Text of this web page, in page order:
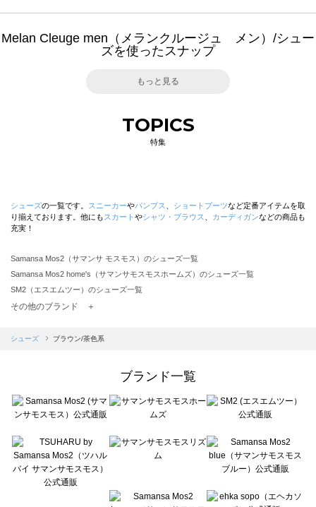
Melan Cleuge men（メランクルージュ メン）/シュー
ズを使ったスナップ
もっと見る
TOPICS
特集
シューズの一覧です。 スニーカーやパンプス ショートブーツなど定番アイテムを取
り揃えております。他にも スカート やシャツ・ブラウス カーディガンなどの商品も
充実！
Samansa Mos2（サマンサ モスモス）のシューズ一覧
Samansa Mos2 home's（サマンサモスモスホームズ）のシューズ一覧
SM2（エスエムツー）のシューズ一覧
TSUHARU by Samansa Mos2（ツハルバイサマンサモスモス）のシューズ一覧
Samansa Mos2 blue（サマンサモスモス ブルー）のシューズ一覧
sō4ū（ソウフォーユー）のシューズ一覧
Te chichi（テチチ）のシューズ一覧
Te chichi CLASSIC（テチチ クラシック）のシューズ一覧
Lugnoncure（ルノンキュール）のシューズ一覧
BETTY'S BLUE（べティーズブルー）のシューズ一覧
Wpc.（ワールドパーティー）のシューズ一覧
その他のブランド ＋
シューズ ブラウン/茶色系
ブランド一覧